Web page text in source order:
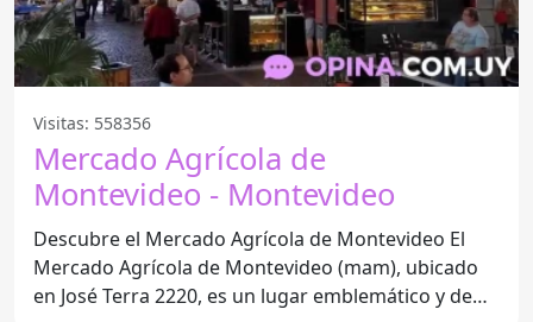
Visitas: 558356
Mercado Agrícola de
Montevideo - Montevideo
Descubre el Mercado Agrícola de Montevideo El
Mercado Agrícola de Montevideo (mam), ubicado
en José Terra 2220, es un lugar emblemático y de